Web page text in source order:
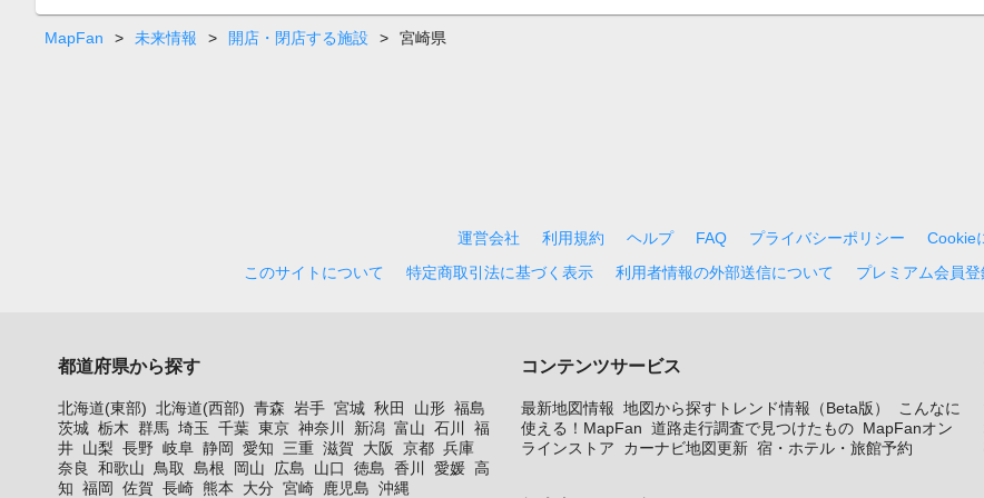
MapFan > 未来情報 > 開店・閉店する施設 > 宮崎県
運営会社 利用規約 ヘルプ FAQ プライバシーポリシー
Cookie
このサイトについて
特定商取引法に基づく表示 利用者情報の外部送信について プレミアム会員
都道府県から探す
北海道(東部) 北海道(西部) 青森 岩手 宮城 秋田 山形 福島
茨城 栃木 群馬 埼玉 千葉 東京 神奈川 新潟 富山 石川
福
井 山梨 長野 岐阜 静岡 愛知 三重 滋賀 大阪 京都 兵庫
奈良
和歌山 鳥取 島根 岡山 広島 山口 徳島 香川 愛媛 高
知 福岡 佐賀 長崎 熊本 大分 宮崎 鹿児島 沖縄
コンテンツサービス
最新地図情報 地図から探すトレンド情報（Beta版）
こんなに
使える！MapFan 道路走行調査で見つけたもの MapFanオン
ラインストア
カーナビ地図更新 宿・ホテル・旅館予約